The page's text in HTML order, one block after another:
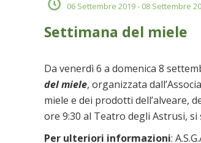
06 Settembre 2019- 08 Settembre
Settimana del miele
Da venerdì 6 a domenica 8
del miele, organizzata
miele e dei prodotti dell’alveare,
ore 9:30 al Teatro degli Astrusi,
Per ulteriori informazioni: